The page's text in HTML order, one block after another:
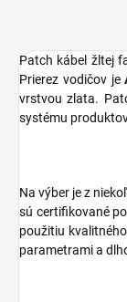
Patch kábel žltej
Prierez vodičov je
vrstvou zlata.
systému
Na výber je z
sú certifikované
použitiu
parametrami a